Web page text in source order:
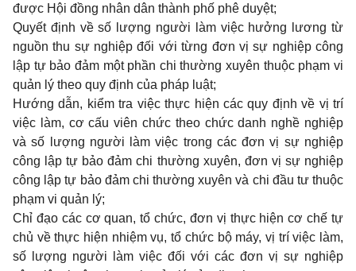
được Hội đồng nhân dân thành phố phê duyệt;
Quyết định về số lượng người làm việc hưởng lương từ
nguồn thu sự nghiệp đối với từng đơn vị sự nghiệp công
lập tự bảo đảm một phần chi thường xuyên thuộc phạm vi
quản lý theo quy định của pháp luật;
Hướng dẫn, kiểm tra việc thực hiện các quy định về vị trí
việc làm, cơ cấu viên chức theo chức danh nghề nghiệp
và số lượng người làm việc trong các đơn vị sự nghiệp
công lập tự bảo đảm chi thường xuyên, đơn vị sự nghiệp
công lập tự bảo đảm chi thường xuyên và chi đầu tư thuộc
phạm vi quản lý;
Chỉ đạo các cơ quan, tổ chức, đơn vị thực hiện cơ chế tự
chủ về thực hiện nhiệm vụ, tổ chức bộ máy, vị trí việc làm,
số lượng người làm việc đối với các đơn vị sự nghiệp